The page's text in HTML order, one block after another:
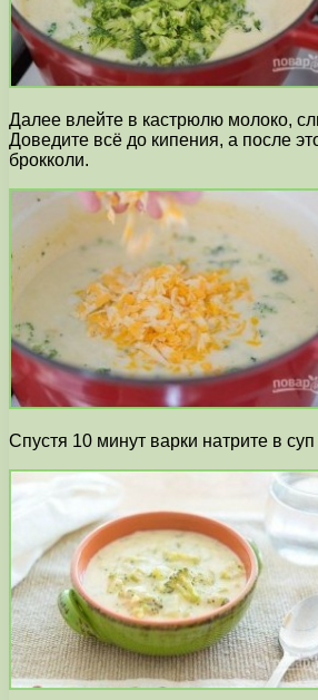
Далее влейте в кастрюлю молоко,
Доведите всё до кипения, а после
брокколи.
Спустя 10 минут варки натрите в